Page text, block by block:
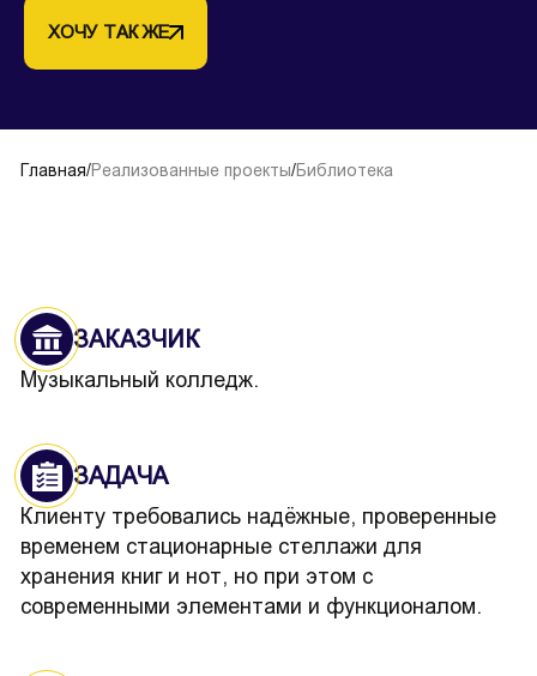
ХОЧУ ТАК ЖЕ
Главная/Реализованные проекты/Библиотека
ЗАКАЗЧИК
Музыкальный колледж.
ЗАДАЧА
Клиенту требовались надёжные, проверенные
временем стационарные стеллажи для
хранения книг и нот, но при этом с
современными элементами и функционалом.